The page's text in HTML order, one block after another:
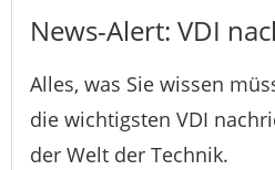
News-Alert: VDI
Alles, was Sie wissen
die wichtigsten VDI
der Welt der Technik.